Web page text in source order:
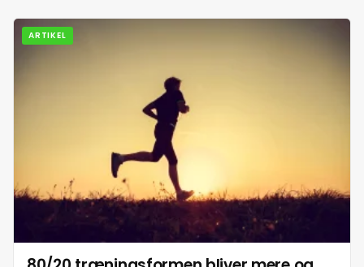
11. juli 2026
13. juli 2026
14. juli 2026
15. juli 2026
ARTIKEL